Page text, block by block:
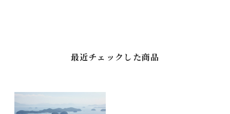
最近チェックした商品